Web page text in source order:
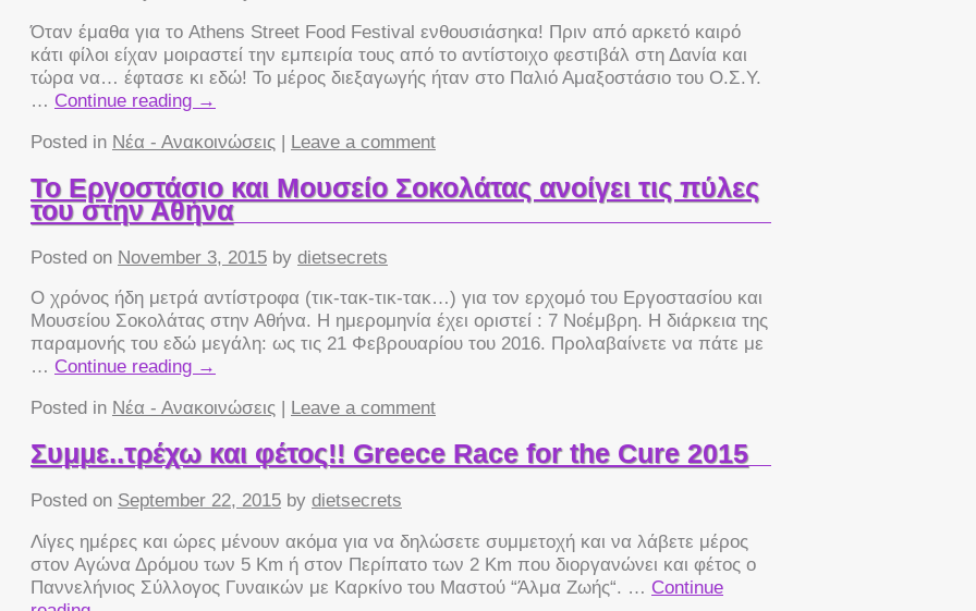
Όταν έμαθα για το Athens Street Food Festival ενθουσιάσηκα! Πριν από αρκετό καιρό
κάτι φίλοι είχαν μοιραστεί την εμπειρία τους από το αντίστοιχο φεστιβάλ στη Δανία και
τώρα να… έφτασε κι εδώ! Το μέρος διεξαγωγής ήταν στο Παλιό Αμαξοστάσιο του Ο.Σ.Υ.
… Continue reading →
Posted in Νέα - Ανακοινώσεις | Leave a comment
Το Εργοστάσιο και Μουσείο Σοκολάτας ανοίγει τις πύλες
του στην Αθήνα
Posted on November 3, 2015 by dietsecrets
Ο χρόνος ήδη μετρά αντίστροφα (τικ-τακ-τικ-τακ…) για τον ερχομό του Εργοστασίου και
Μουσείου Σοκολάτας στην Αθήνα. Η ημερομηνία έχει οριστεί : 7 Νοέμβρη. Η διάρκεια της
παραμονής του εδώ μεγάλη: ως τις 21 Φεβρουαρίου του 2016. Προλαβαίνετε να πάτε με
… Continue reading →
Posted in Νέα - Ανακοινώσεις Leave a comment
Συμμε..τρέχω και φέτος!! Greece Race for the Cure 2015
Posted on September 22, 2015 by dietsecrets
Λίγες ημέρες και ώρες μένουν ακόμα για να δηλώσετε συμμετοχή και να λάβετε μέρος
στον Αγώνα Δρόμου των 5 Km ή στον Περίπατο των 2 Km που διοργανώνει και φέτος ο
Παννελήνιος Σύλλογος Γυναικών με Καρκίνο του Μαστού “Άλμα Ζωής“. … Continue